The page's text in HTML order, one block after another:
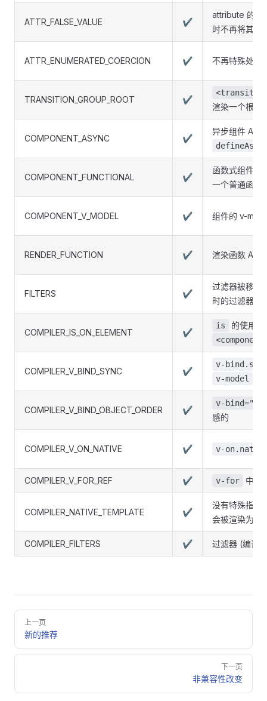
ATTR_FALSE_VALUE ✔
attribute 的绑
时不再将其移
ATTR_ENUMERATED_COERCION ✔ 不再特殊处理
TRANSITION_GROUP_ROOT ✔
渲染一个根元
COMPONENT_ASYNC ✔
异步组件 API
COMPONENT_FUNCTIONAL ✔
函数式组件
一个普通函数)
COMPONENT_V_MODEL ✔ 组件的 v-
RENDER_FUNCTION ✔ 渲染函数 API
FILTERS ✔
过滤器被移除
时的过滤器
COMPILER_IS_ON_ELEMENT ✔
is 的使用
COMPILER_V_BIND_SYNC ✔
v-
v-model
COMPILER_V_BIND_OBJECT_ORDER ✔
v-
感的
COMPILER_V_ON_NATIVE ✔ v-
COMPILER_V_FOR_REF ✔ v-for 中的
COMPILER_NATIVE_TEMPLATE ✔
没有特殊指令
会被渲染为原
COMPILER_FILTERS ✔ 过滤器 (编译
Pager
上一页
新的推荐
下一页
非兼容性改变